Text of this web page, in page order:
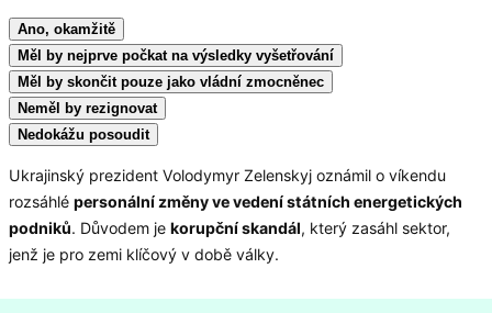
Ano, okamžitě
Měl by nejprve počkat na výsledky vyšetřování
Měl by skončit pouze jako vládní zmocněnec
Neměl by rezignovat
Nedokážu posoudit
Ukrajinský prezident Volodymyr Zelenskyj oznámil o víkendu
rozsáhlé personální změny ve vedení státních energetických
podniků. Důvodem je korupční skandál, který zasáhl sektor,
jenž je pro zemi klíčový v době války.